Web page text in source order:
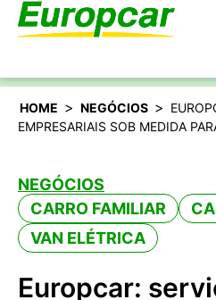
Português
HOME > NEGÓCIOS >
EMPRESARIAIS SOB MEDIDA
NEGÓCIOS
CARRO FAMILIAR
VAN ELÉTRICA
Europcar: